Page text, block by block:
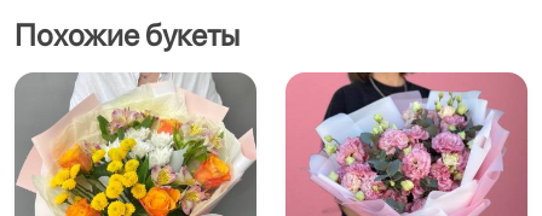
Похожие букеты